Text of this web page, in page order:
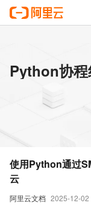
Python协
阿里云文档 2025-12-02
使用Python通过
云